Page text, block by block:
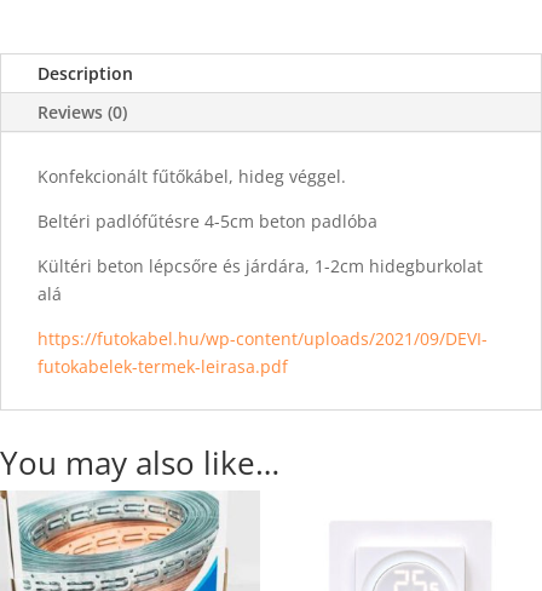
Description
Reviews (0)
Konfekcionált fűtőkábel, hideg véggel.
Beltéri padlófűtésre 4-5cm beton padlóba
Kültéri beton lépcsőre és járdára, 1-2cm hidegburkolat
alá
https://futokabel.hu/wp-content/uploads/2021/09/DEVI-
futokabelek-termek-leirasa.pdf
You may also like…